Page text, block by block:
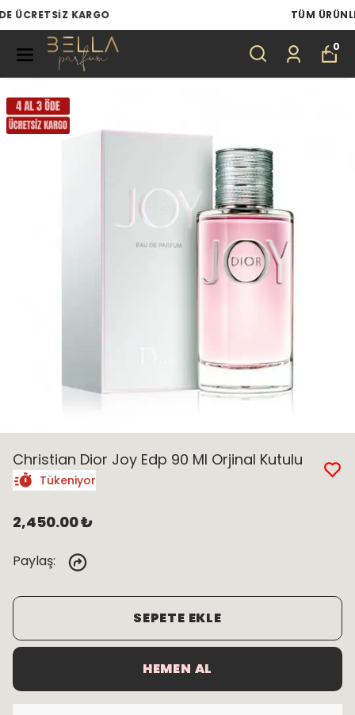
TÜM ÜRÜNLERDE 4 AL 3 ÖDE
0
Christian Dior Joy Edp 90 Ml Orjinal Kutulu
Tükeniyor
2,450.00 ₺
Paylaş:
SEPETE EKLE
HEMEN AL